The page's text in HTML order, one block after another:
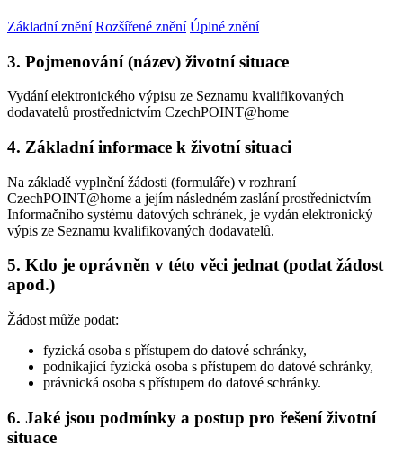
Základní znění Rozšířené znění Úplné znění
3. Pojmenování (název) životní situace
Vydání elektronického výpisu ze Seznamu kvalifikovaných
dodavatelů prostřednictvím CzechPOINT@home
4. Základní informace k životní situaci
Na základě vyplnění žádosti (formuláře) v rozhraní
CzechPOINT@home a jejím následném zaslání prostřednictvím
Informačního systému datových schránek, je vydán elektronický
výpis ze Seznamu kvalifikovaných dodavatelů.
5. Kdo je oprávněn v této věci jednat (podat žádost
apod.)
Žádost může podat:
fyzická osoba s přístupem do datové schránky,
podnikající fyzická osoba s přístupem do datové schránky,
právnická osoba s přístupem do datové schránky.
6. Jaké jsou podmínky a postup pro řešení životní
situace